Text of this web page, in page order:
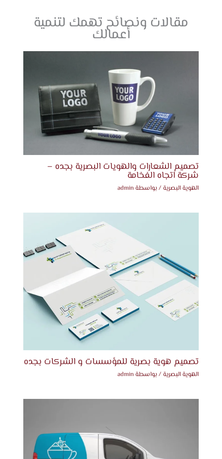
مقالات ونصائح تهمك لتنمية
أعمالك
تصميم الشعارات والهويات البصرية بجده –
شركة اتجاه الفخامة
الهوية البصرية / بواسطة admin
تصميم هوية بصرية للمؤسسات و الشركات بجده
الهوية البصرية / بواسطة admin